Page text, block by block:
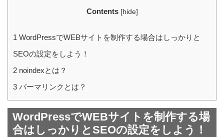
Contents [hide]
1 WordPressでWEBサイトを制作する場合はしっかりと
SEOの設定をしよう！
2 noindexとは？
3 パーマリンクとは？
WordPressでWEBサイトを制作する場
合はしっかりとSEOの設定をしよう！